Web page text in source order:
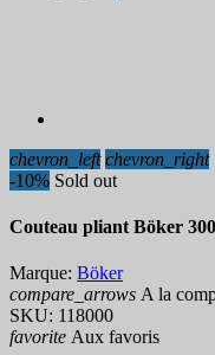
chevron_left chevron_right
-10% Sold out
Couteau pliant Böker
Marque: Böker
compare_arrows A la
SKU: 118000
favorite Aux favoris